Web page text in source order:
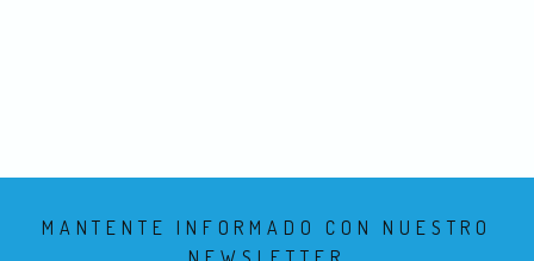
MANTENTE INFORMADO CON NUESTRO